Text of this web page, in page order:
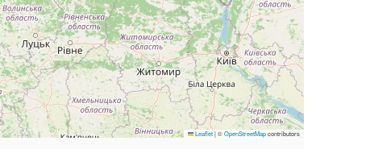
Leaflet|©OpenStreetMapcontributors